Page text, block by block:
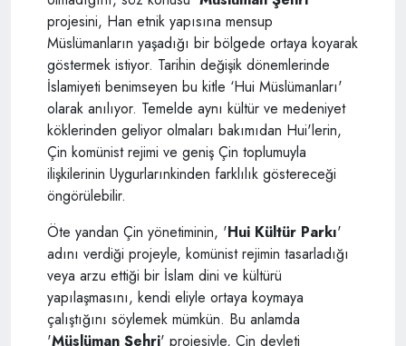
projesini, Han etnik yapısına mensup
Müslümanların yaşadığı bir bölgede ortaya koyarak
göstermek istiyor. Tarihin değişik dönemlerinde
İslamiyeti benimseyen bu kitle ‘Hui Müslümanları'
olarak anılıyor. Temelde aynı kültür ve medeniyet
köklerinden geliyor olmaları bakımıdan Hui'lerin,
Çin komünist rejimi ve geniş Çin toplumuyla
ilişkilerinin Uygurlarınkinden farklılık göstereceği
öngörülebilir.
Öte yandan Çin yönetiminin, 'Hui Kültür Parkı'
adını verdiği projeyle, komünist rejimin tasarladığı
veya arzu ettiği bir İslam dini ve kültürü
yapılaşmasını, kendi eliyle ortaya koymaya
çalıştığını söylemek mümkün. Bu anlamda
'Müslüman Şehri' projesiyle, Çin devleti